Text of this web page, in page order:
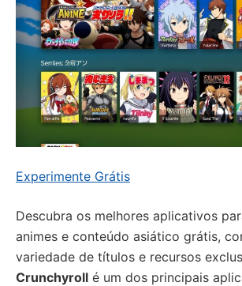
Experimente Grátis
Descubra os melhores aplicativos
animes e conteúdo asiático grátis,
variedade de títulos e recursos
Crunchyroll é um dos principais